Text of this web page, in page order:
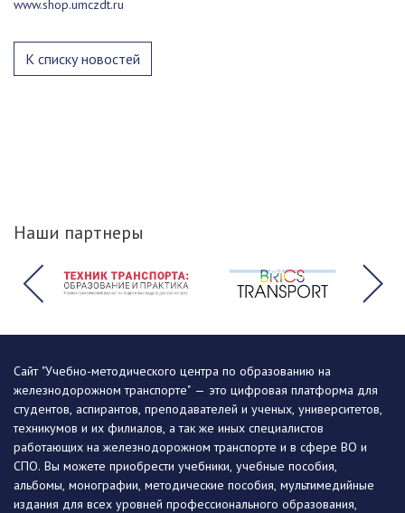
www.shop.umczdt.ru
К списку новостей
Наши партнеры
Сайт "Учебно-методического центра по образованию на
железнодорожном транспорте" — это цифровая платформа для
студентов, аспирантов, преподавателей и ученых, университетов,
техникумов и их филиалов, а так же иных специалистов
работающих на железнодорожном транспорте и в сфере ВО и
СПО. Вы можете приобрести учебники, учебные пособия,
альбомы, монографии, методические пособия, мультимедийные
издания для всех уровней профессионального образования,